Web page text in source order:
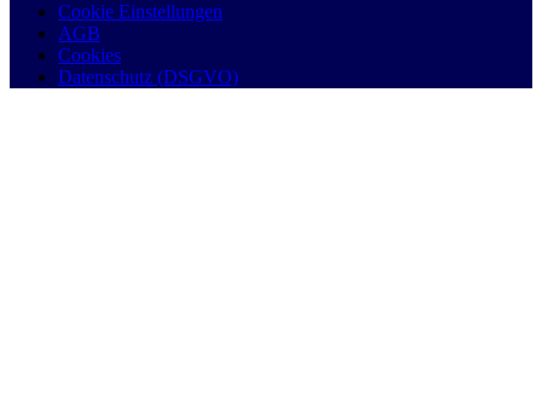
Cookie Einstellungen
AGB
Cookies
Datenschutz (DSGVO)